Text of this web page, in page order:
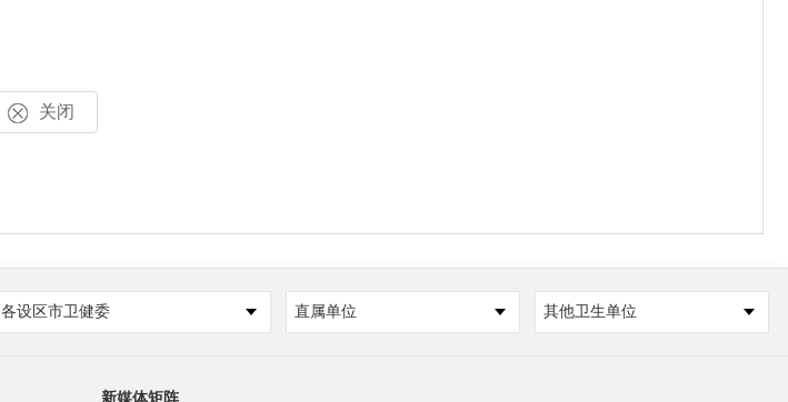
关闭
各设区市卫健委 直属单位 其他卫生单位
新媒体矩阵